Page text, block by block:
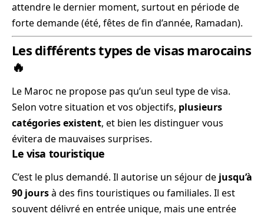
attendre le dernier moment, surtout en période de
forte demande (été, fêtes de fin d’année, Ramadan).
Les différents types de visas marocains
🔥
Le Maroc ne propose pas qu’un seul type de visa.
Selon votre situation et vos objectifs, plusieurs
catégories existent, et bien les distinguer vous
évitera de mauvaises surprises.
Le visa touristique
C’est le plus demandé. Il autorise un séjour de jusqu’à
90 joursà des fins touristiques ou familiales. Il est
souvent délivré en entrée unique, mais une entrée